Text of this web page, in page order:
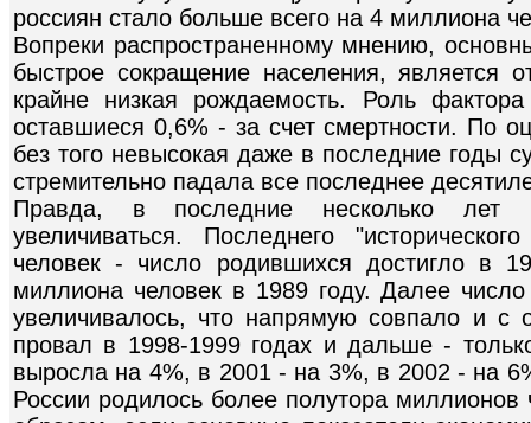
россиян стало больше всего на 4 миллиона
Вопреки распространенному мнению,
быстрое сокращение населения, является
крайне низкая рождаемость. Роль
оставшиеся 0,6% - за счет смертности. По
без того невысокая даже в последние годы
стремительно падала все последнее
Правда, в последние несколько лет
увеличиваться. Последнего
человек - число родившихся достигло в
миллиона человек в 1989 году. Далее
увеличивалось, что напрямую совпало и с
провал в 1998-1999 годах и дальше -
выросла на 4%, в 2001 - на 3%, в 2002 - на
России родилось более полутора